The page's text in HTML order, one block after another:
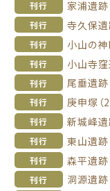
刊行 家浦遺跡
刊行 寺久保遺
刊行 小山の神
刊行 小山寺窪
刊行 尾垂遺跡
刊行 庚申塚（
刊行 新城峰遺
刊行 東山遺跡
刊行 森平遺跡
刊行 洞源遺跡